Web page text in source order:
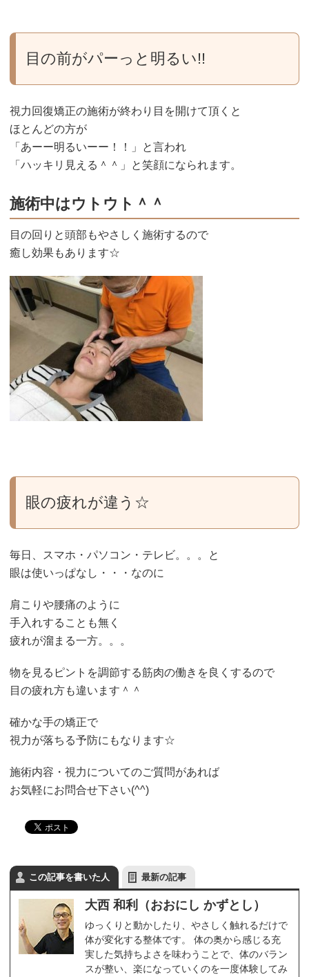
目の前がパーっと明るい!!
視力回復矯正の施術が終わり目を開けて頂くと
ほとんどの方が
「あーー明るいーー！！」と言われ
「ハッキリ見える＾＾」と笑顔になられます。
施術中はウトウト＾＾
目の回りと頭部もやさしく施術するので
癒し効果もあります☆
眼の疲れが違う☆
毎日、スマホ・パソコン・テレビ。。。と
眼は使いっぱなし・・・なのに
肩こりや腰痛のように
手入れすることも無く
疲れが溜まる一方。。。
物を見るピントを調節する筋肉の働きを良くするので
目の疲れ方も違います＾＾
確かな手の矯正で
視力が落ちる予防にもなります☆
施術内容・視力についてのご質問があれば
お気軽にお問合せ下さい(^^)
この記事を書いた人 最新の記事
大西 和利（おおにし かずとし）
ゆっくりと動かしたり、やさしく触れるだけで
体が変化する整体です。 体の奥から感じる充
実した気持ちよさを味わうことで、体のバラン
スが整い、楽になっていくのを一度体験してみ